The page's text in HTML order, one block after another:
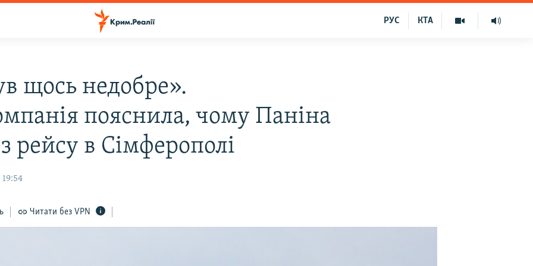
КТА
РУС
щось недобре».
пояснила, чому Паніна
рейсу в Сімферополі
19:54
Читати без VPN